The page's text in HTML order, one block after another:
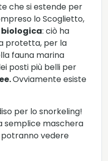
che si estende per
lo Scoglietto,
: ciò ha
protetta, per la
fauna marina
posti più belli per
Ovviamente esiste
per lo snorkeling!
semplice maschera
vedere